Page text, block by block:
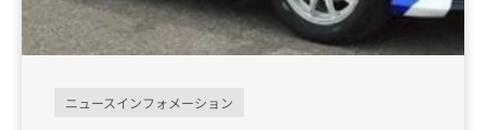
ニュースインフォメーション